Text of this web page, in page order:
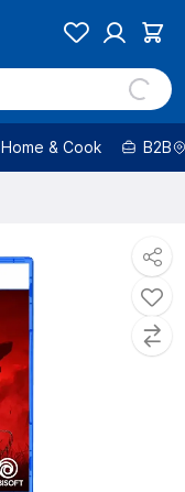
Home & Cook B2B